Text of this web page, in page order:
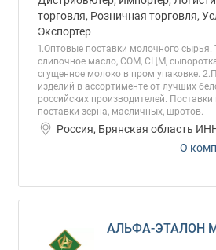
торговля, Розничная торговля,
Экспортер
1.Оптовые поставки молочного сырья.
сливочное масло, СОМ, СЦМ,
сгущенное молоко в пром упаковке.
изделий в ассортименте от лучших
российских производителей.
поставки зерна, масличных, шротов.
Россия, Брянская область
О
АЛЬФА-ЭТАЛОН